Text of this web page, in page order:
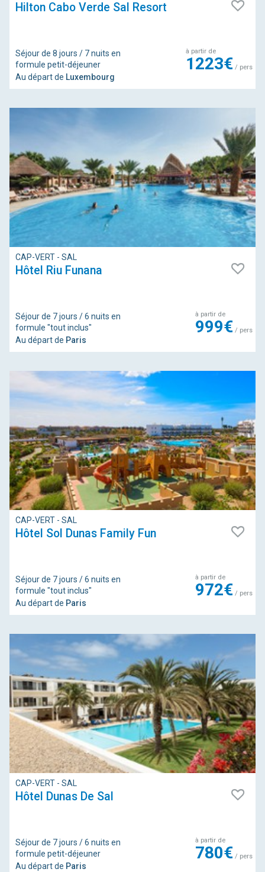
Hilton Cabo Verde Sal Resort
Séjour de 8 jours / 7 nuits en
formule petit-déjeuner
Au départ de Luxembourg
à partir de
1223€/ pers
CAP-VERT - SAL
Hôtel Riu Funana
Séjour de 7 jours / 6 nuits en
formule "tout inclus"
Au départ de Paris
à partir de
999€/ pers
CAP-VERT - SAL
Hôtel Sol Dunas Family Fun
Séjour de 7 jours / 6 nuits en
formule "tout inclus"
Au départ de Paris
à partir de
972€/ pers
CAP-VERT - SAL
Hôtel Dunas De Sal
Séjour de 7 jours / 6 nuits en
formule petit-déjeuner
Au départ de Paris
à partir de
780€/ pers